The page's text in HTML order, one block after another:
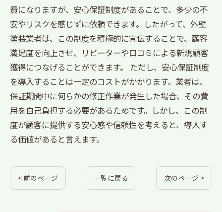
費になりますが、安心保証制度があることで、多少の不
安やリスクを感じずに依頼できます。したがって、外壁
塗装業者は、この制度を積極的に宣伝することで、顧客
満足度を向上させ、リピーターや口コミによる新規顧客
獲得につなげることができます。 ただし、安心保証制度
を導入することは一定のコストがかかります。業者は、
保証期間中に何らかの修正作業が発生した場合、その費
用を自己負担する必要があるためです。しかし、この制
度が顧客に提供する安心感や信頼性を考えると、導入す
る価値があると言えます。
< 前のページ 一覧に戻る 次のページ >